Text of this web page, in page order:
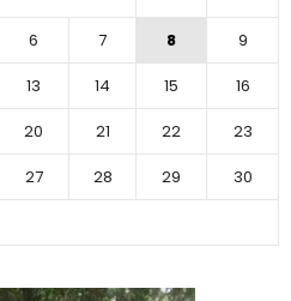
6 7 8
9
13 14 15
16
20 21 22
23
27 28 29
30